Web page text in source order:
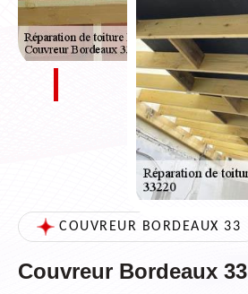
COUVREUR BORDEAUX 33
Couvreur Bordeaux 33